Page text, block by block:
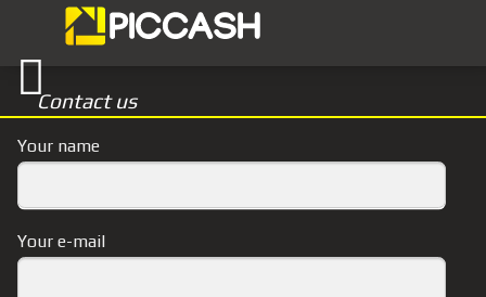
Contact us
Your name
Your e-mail